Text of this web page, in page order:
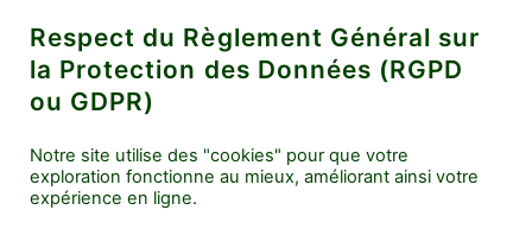
professionnelle de personnes handicapées.
La prochaine Assemblée Générale aura lieu le 16
janvier 2021 à 14h à Pontault-Combault.
Publié le dimanche 15 novembre 2020
Respect du Règlement Général sur
la Protection des Données (RGPD
ou GDPR)
Notre site utilise des "cookies" pour que votre
exploration fonctionne au mieux, améliorant ainsi votre
expérience en ligne.